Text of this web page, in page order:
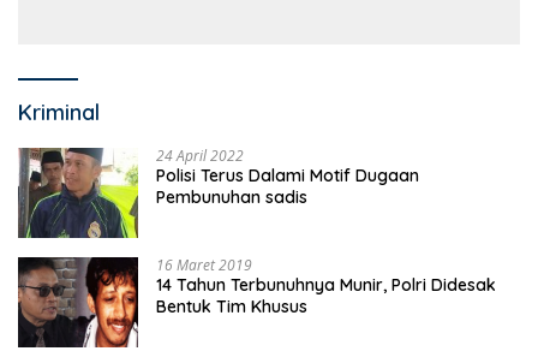
Kriminal
24 April 2022
Polisi Terus Dalami Motif Dugaan
Pembunuhan sadis
16 Maret 2019
14 Tahun Terbunuhnya Munir, Polri Didesak
Bentuk Tim Khusus